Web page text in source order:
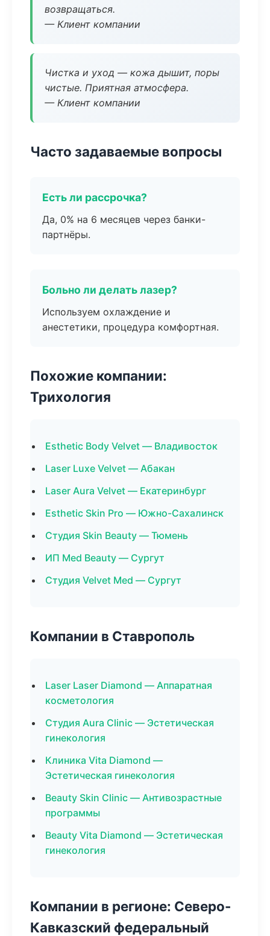
возвращаться.
— Клиент компании
Чистка и уход — кожа дышит, поры
чистые. Приятная атмосфера.
— Клиент компании
Часто задаваемые вопросы
Есть ли рассрочка?
Да, 0% на 6 месяцев через банки-
партнёры.
Больно ли делать лазер?
Используем охлаждение и
анестетики, процедура комфортная.
Похожие компании:
Трихология
Esthetic Body Velvet — Владивосток
Laser Luxe Velvet — Абакан
Laser Aura Velvet — Екатеринбург
Esthetic Skin Pro — Южно-Сахалинск
Студия Skin Beauty — Тюмень
ИП Med Beauty — Сургут
Студия Velvet Med — Сургут
Компании в Ставрополь
Laser Laser Diamond — Аппаратная
косметология
Студия Aura Clinic — Эстетическая
гинекология
Клиника Vita Diamond —
Эстетическая гинекология
Beauty Skin Clinic — Антивозрастные
программы
Beauty Vita Diamond — Эстетическая
гинекология
Компании в регионе: Северо-
Кавказский федеральный